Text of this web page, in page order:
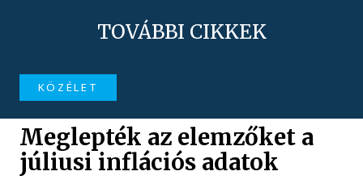
TOVÁBBI CIKKEK
KÖZÉLET
Meglepték az elemzőket a
júliusi inflációs adatok